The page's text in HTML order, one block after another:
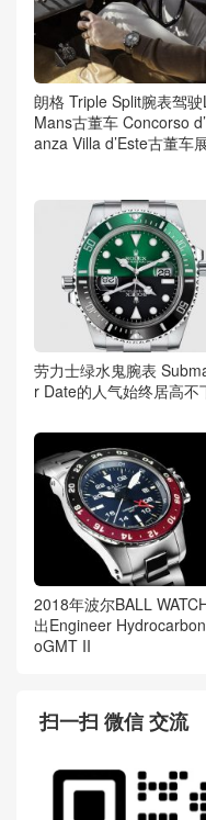
朗格 Triple Split腕表驾
Mans古董车 Concorso
anza Villa d’Este古董车
劳力士绿水鬼腕表
r Date的人气始终居高不
2018年波尔BALL
出Engineer
oGMT II
扫一扫 微信 交流